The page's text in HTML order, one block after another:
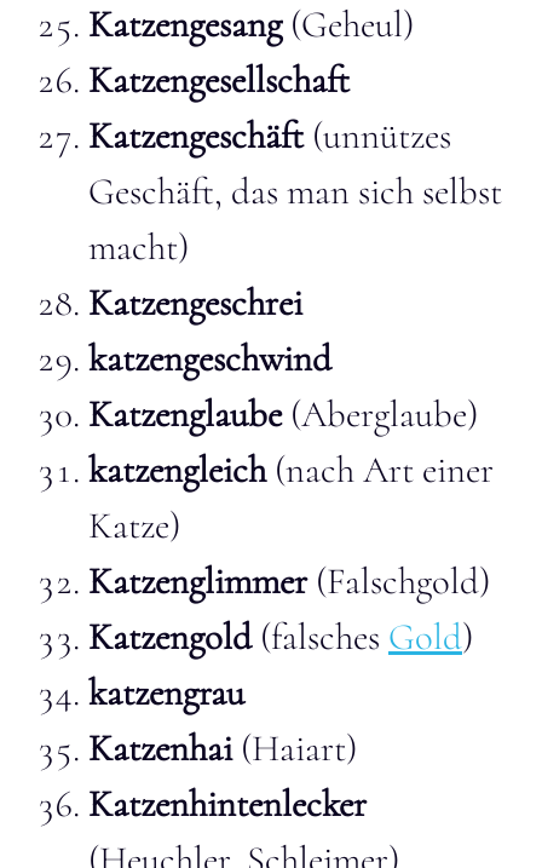
Katzengesang(Geheul)
Katzengesellschaft
Katzengeschäft(unnützes
Geschäft, das man sich selbst
macht)
Katzengeschrei
katzengeschwind
Katzenglaube(Aberglaube)
katzengleich(nach Art einer
Katze)
Katzenglimmer(Falschgold)
Katzengold(falsches Gold)
katzengrau
Katzenhai(Haiart)
Katzenhintenlecker